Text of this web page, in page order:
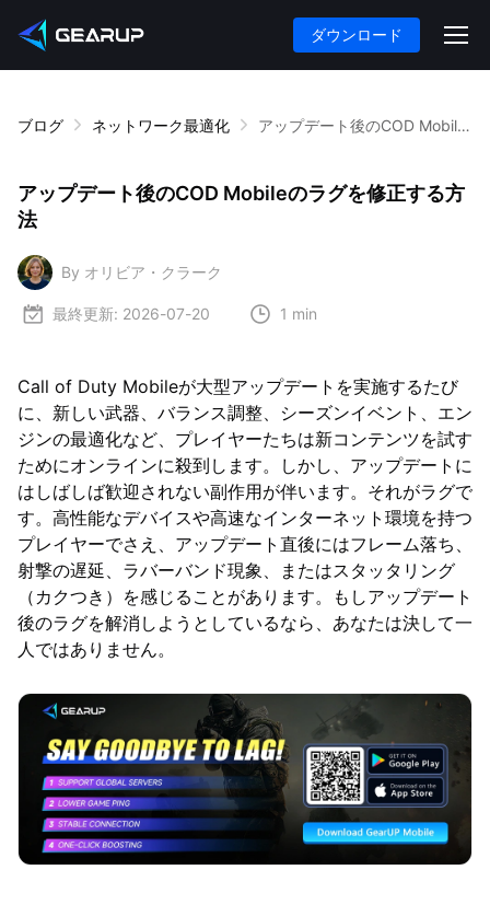
ダウンロード
ブログ ネットワーク最適化 アップデート後のCOD Mobileのラグを修正する方法
アップデート後のCOD Mobileのラグを修正する方
法
By オリビア・クラーク
最終更新: 2026-07-20 1 min
Call of Duty Mobileが大型アップデートを実施するたび
に、新しい武器、バランス調整、シーズンイベント、エン
ジンの最適化など、プレイヤーたちは新コンテンツを試す
ためにオンラインに殺到します。しかし、アップデートに
はしばしば歓迎されない副作用が伴います。それがラグで
す。高性能なデバイスや高速なインターネット環境を持つ
プレイヤーでさえ、アップデート直後にはフレーム落ち、
射撃の遅延、ラバーバンド現象、またはスタッタリング
（カクつき）を感じることがあります。もしアップデート
後のラグを解消しようとしているなら、あなたは決して一
人ではありません。